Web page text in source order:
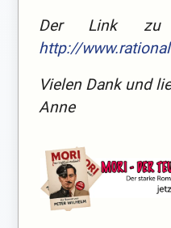
Der Link zu
http://
Vielen Dank und
Anne